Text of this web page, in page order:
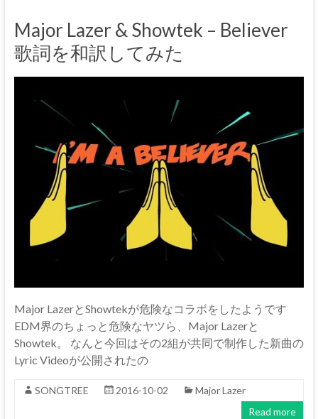
Major Lazer & Showtek – Believer
歌詞を和訳してみた
Major LazerとShowtekが危険なコラボをしたようです
EDM界のちょっと危険なヤツら、Major Lazerと
Showtek。 なんと今回はその2組が共同で制作した新曲の
Lyric Videoが公開されたの
SONGTREE 2016-10-02
Major Lazer
Read more